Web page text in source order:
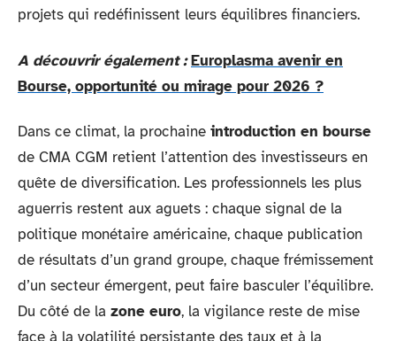
projets qui redéfinissent leurs équilibres financiers.
A découvrir également : Europlasma avenir en
Bourse, opportunité ou mirage pour 2026 ?
Dans ce climat, la prochaine introduction en bourse
de CMA CGM retient l’attention des investisseurs en
quête de diversification. Les professionnels les plus
aguerris restent aux aguets : chaque signal de la
politique monétaire américaine, chaque publication
de résultats d’un grand groupe, chaque frémissement
d’un secteur émergent, peut faire basculer l’équilibre.
Du côté de la zone euro, la vigilance reste de mise
face à la volatilité persistante des taux et à la